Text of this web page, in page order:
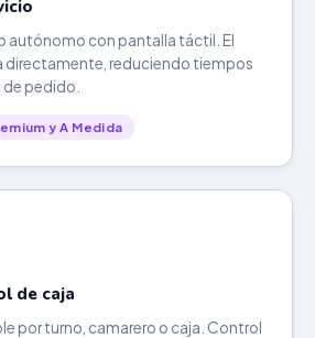
autónomo con pantalla táctil. El
directamente, reduciendo tiempos
de pedido.
y A Medida
de caja
por turno, camarero o caja. Control